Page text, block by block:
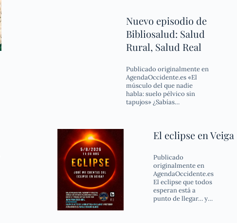
Nuevo episodio de
Bibliosalud: Salud
Rural, Salud Real
Publicado originalmente en
AgendaOccidente.es «El
músculo del que nadie
habla: suelo pélvico sin
tapujos» ¿Sabías…
El eclipse en Veiga
Publicado
originalmente en
AgendaOccidente.es
El eclipse que todos
esperan está a
punto de llegar… y…